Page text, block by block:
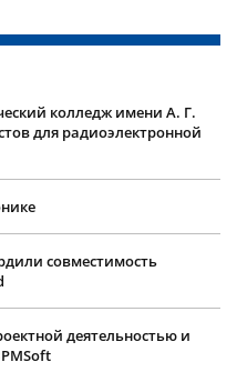
колледж имени А. Г.
для радиоэлектронной
совместимость
деятельностью и